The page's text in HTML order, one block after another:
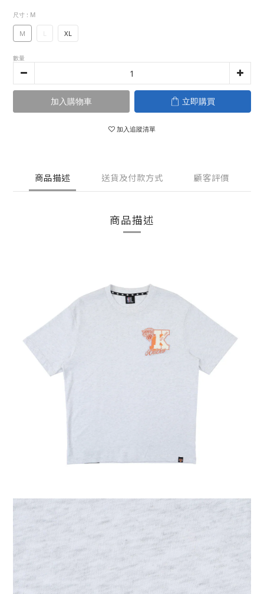
尺寸 : M
M L XL
數量
加入購物車 立即購買
加入追蹤清單
商品描述 送貨及付款方式 顧客評價
商品描述